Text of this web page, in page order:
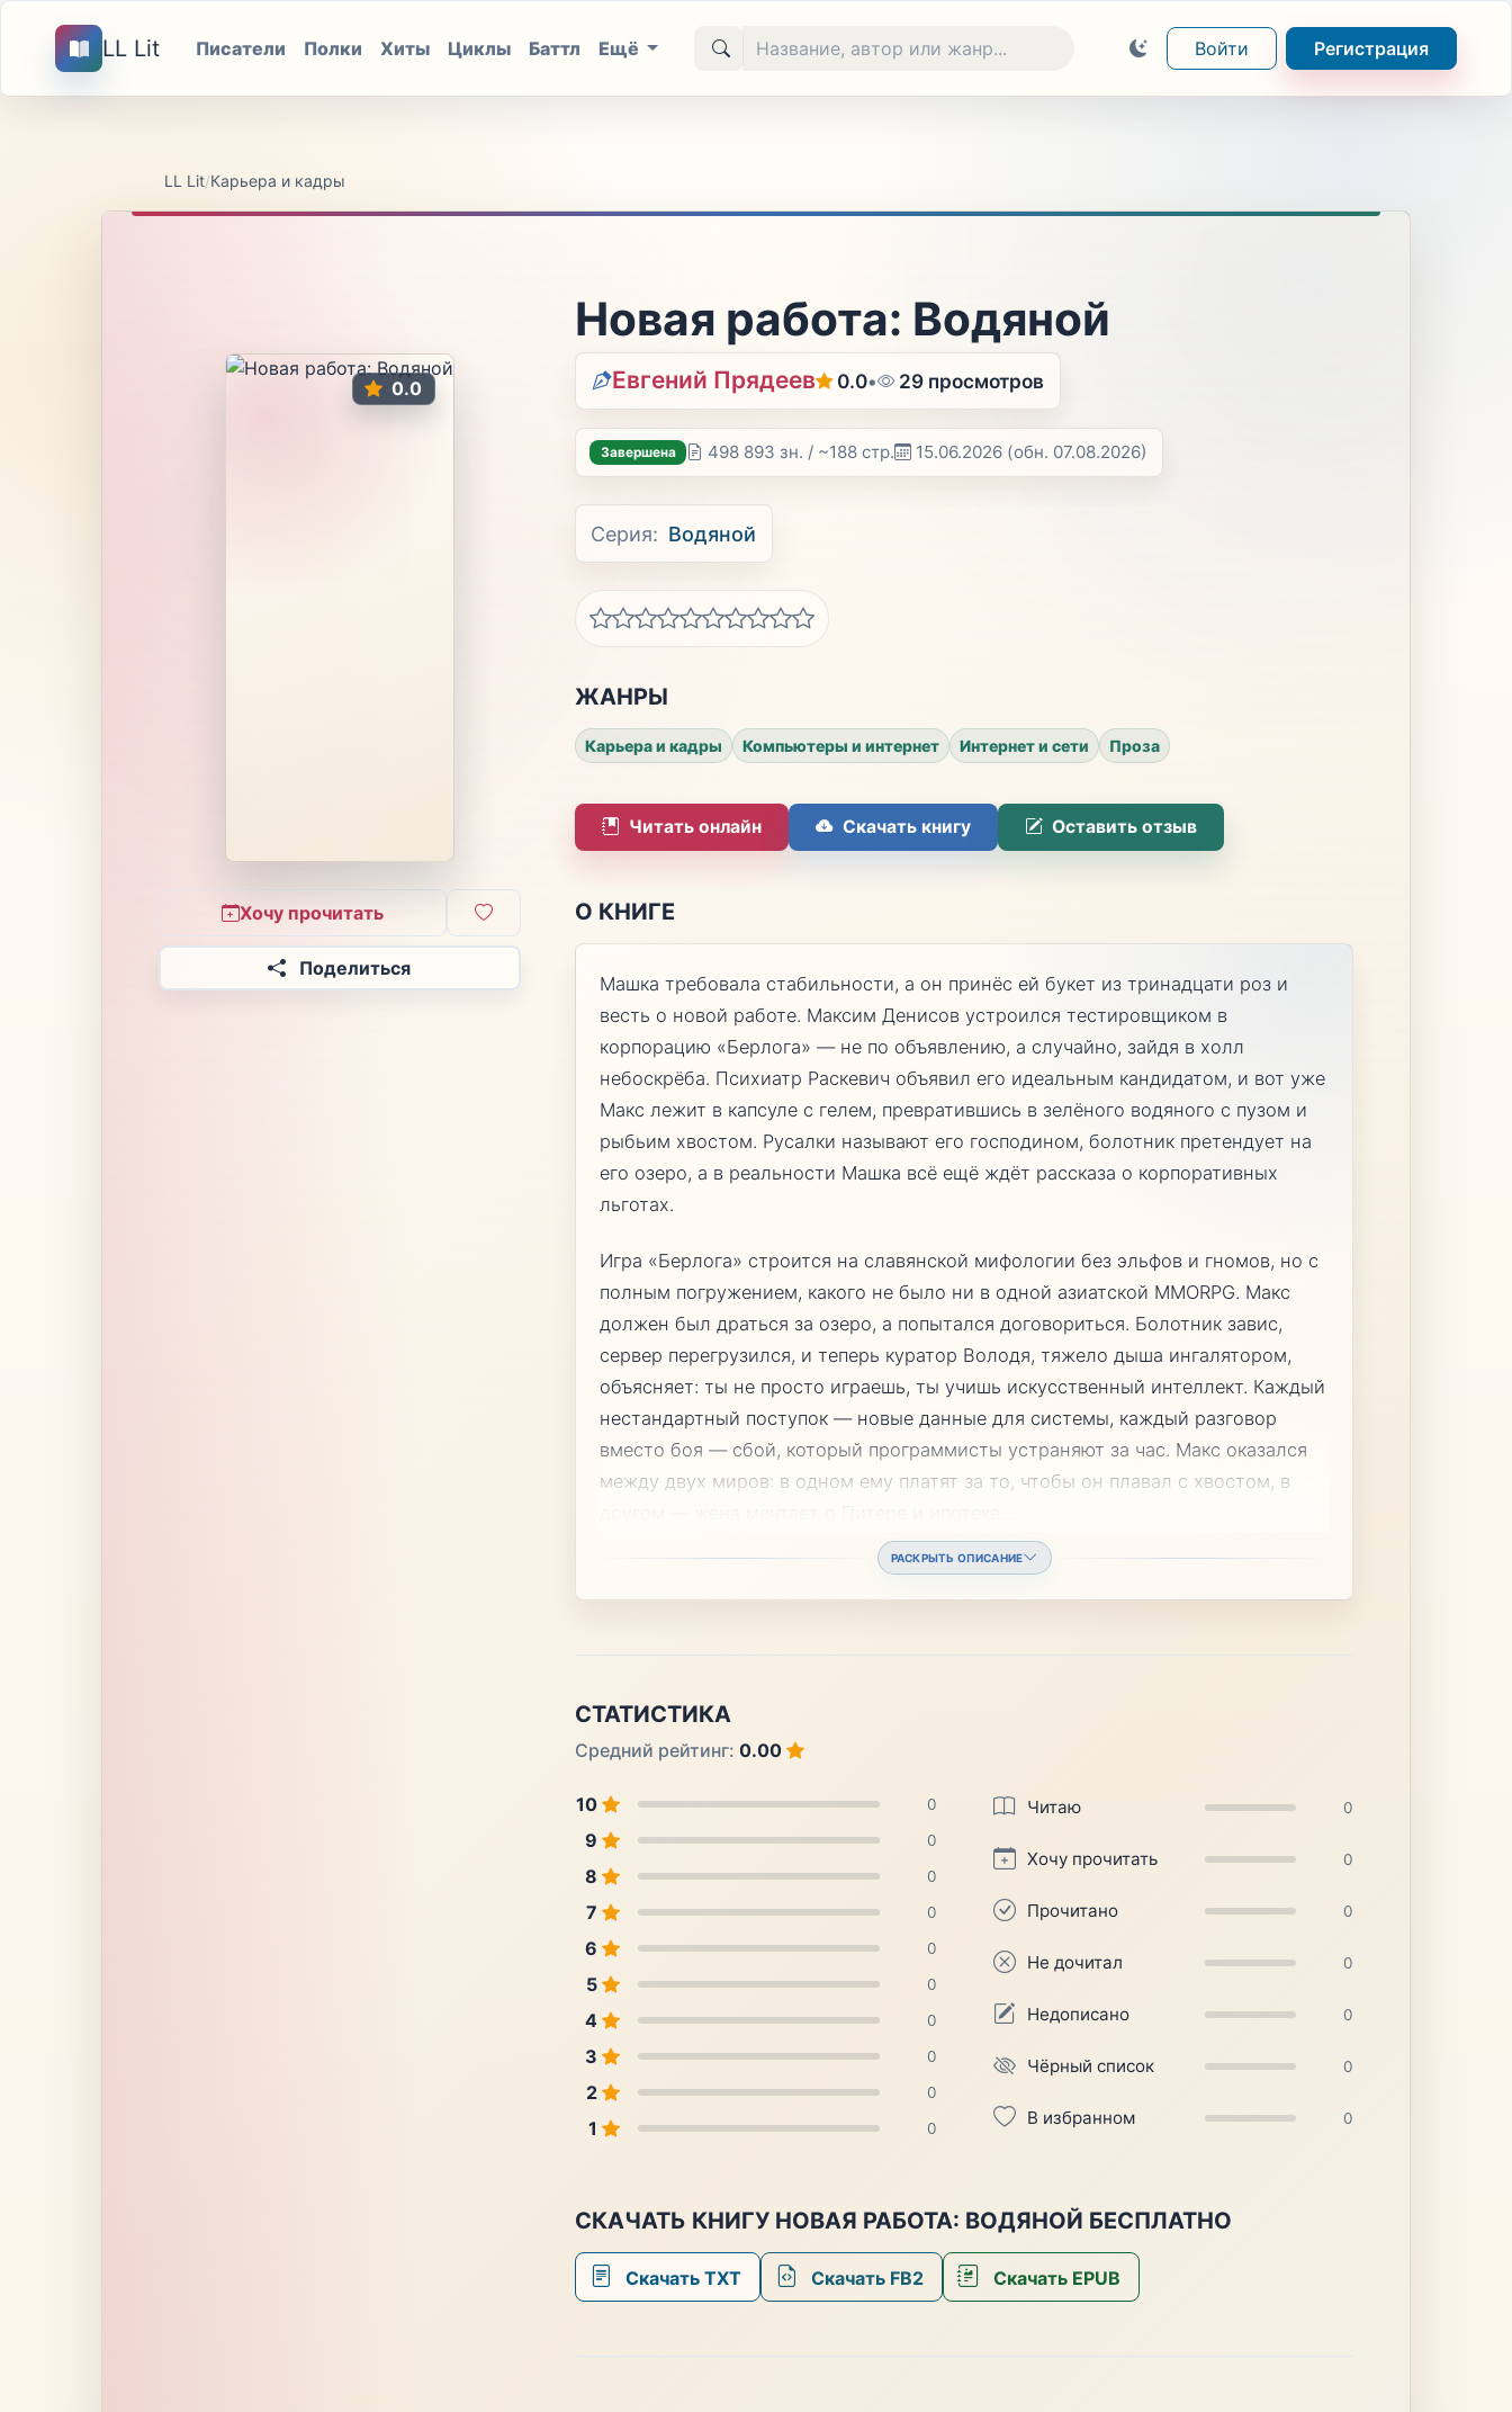
LL Lit Писатели Полки Хиты Циклы Баттл Ещё Войти Регистрация
LL Lit/Карьера и кадры
0.0
Хочу прочитать
Поделиться
Новая работа: Водяной
Евгений Прядеев 0.0• 29 просмотров
Завершена 498 893 зн. / ~188 стр. 15.06.2026 (обн. 07.08.2026)
Серия: Водяной
ЖАНРЫ
Карьера и кадры Компьютеры и интернет Интернет и сети Проза
Читать онлайн Скачать книгу Оставить отзыв
О КНИГЕ
Машка требовала стабильности, а он принёс ей букет из тринадцати роз и
весть о новой работе. Максим Денисов устроился тестировщиком в
корпорацию «Берлога» — не по объявлению, а случайно, зайдя в холл
небоскрёба. Психиатр Раскевич объявил его идеальным кандидатом, и вот уже
Макс лежит в капсуле с гелем, превратившись в зелёного водяного с пузом и
рыбьим хвостом. Русалки называют его господином, болотник претендует на
его озеро, а в реальности Машка всё ещё ждёт рассказа о корпоративных
льготах.
Игра «Берлога» строится на славянской мифологии без эльфов и гномов, но с
полным погружением, какого не было ни в одной азиатской MMORPG. Макс
должен был драться за озеро, а попытался договориться. Болотник завис,
сервер перегрузился, и теперь куратор Володя, тяжело дыша ингалятором,
объясняет: ты не просто играешь, ты учишь искусственный интеллект. Каждый
нестандартный поступок — новые данные для системы, каждый разговор
вместо боя — сбой, который программисты устраняют за час. Макс оказался
между двух миров: в одном ему платят за то, чтобы он плавал с хвостом, в
РАСКРЫТЬ ОПИСАНИЕ
СТАТИСТИКА
Средний рейтинг: 0.00
10 0
9 0
8 0
7 0
6 0
5 0
4 0
3 0
2 0
1 0
Читаю 0
Хочу прочитать 0
Прочитано 0
Не дочитал 0
Недописано 0
Чёрный список 0
В избранном 0
СКАЧАТЬ КНИГУ НОВАЯ РАБОТА: ВОДЯНОЙ БЕСПЛАТНО
Скачать TXT Скачать FB2 Скачать EPUB